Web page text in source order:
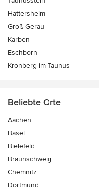
Hattersheim
Groß-Gerau
Karben
Eschborn
Kronberg im Taunus
Beliebte Orte
Aachen
Basel
Bielefeld
Braunschweig
Chemnitz
Dortmund